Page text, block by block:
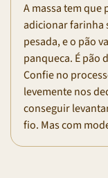
A massa tem que
adicionar farinha
pesada, e o pão
panqueca. É pão
Confie no
levemente nos
conseguir
fio. Mas com